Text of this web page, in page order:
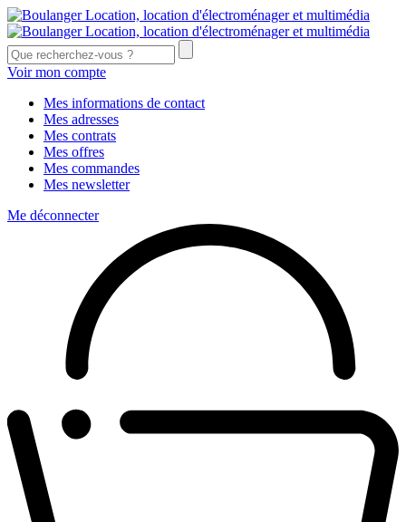
Voir mon compte
Mes informations de contact
Mes adresses
Mes contrats
Mes offres
Mes commandes
Mes newsletter
Me déconnecter